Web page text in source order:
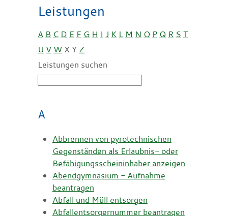
Leistungen
A B C D E F G H I J K L M N O P Q R S T
U V W X Y Z
Leistungen suchen
A
Abbrennen von pyrotechnischen
Gegenständen als Erlaubnis- oder
Befähigungsscheininhaber anzeigen
Abendgymnasium - Aufnahme
beantragen
Abfall und Müll entsorgen
Abfallentsorgernummer beantragen